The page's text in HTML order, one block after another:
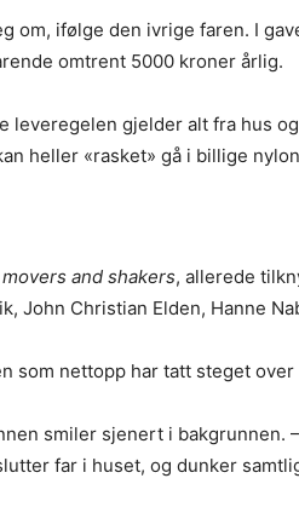
ifølge den ivrige faren. I
omtrent 5000 kroner årlig.
gjelder alt fra hus
heller «rasket» gå i billige
movers and shakers, allerede
John Christian Elden, Hanne
som nettopp har tatt steget
smiler sjenert i bakgrunnen.
far i huset, og dunker